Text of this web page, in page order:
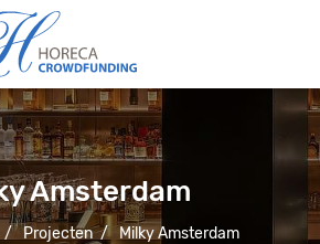
Amsterdam
/ Projecten / Milky Amsterdam